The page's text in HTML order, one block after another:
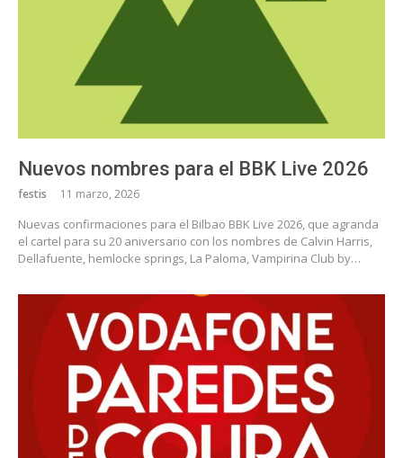
Nuevos nombres para el BBK Live 2026
festis 11 marzo, 2026
Nuevas confirmaciones para el Bilbao BBK Live 2026, que agranda
el cartel para su 20 aniversario con los nombres de Calvin Harris,
Dellafuente, hemlocke springs, La Paloma, Vampirina Club by…